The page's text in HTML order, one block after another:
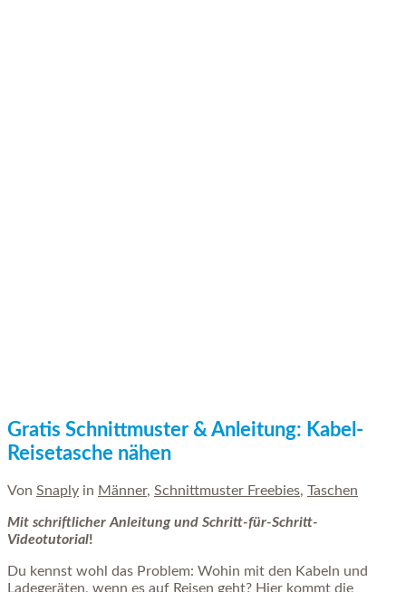
Gratis Schnittmuster & Anleitung: Kabel-
Reisetasche nähen
Von Snaply in Männer, Schnittmuster Freebies, Taschen
Mit schriftlicher Anleitung und Schritt-für-Schritt-
Videotutorial!
Du kennst wohl das Problem: Wohin mit den Kabeln und
Ladegeräten, wenn es auf Reisen geht? Hier kommt die